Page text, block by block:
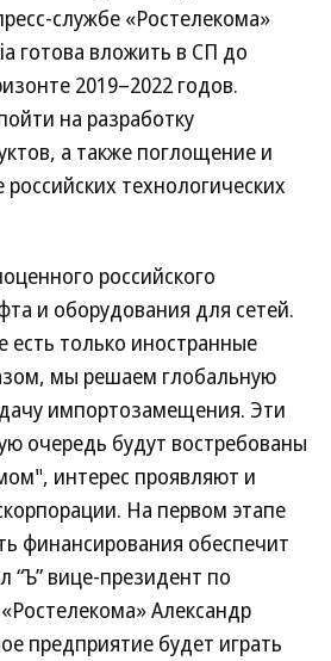
службе «Ростелекома»
готова вложить в СП до
2019–2022 годов.
на разработку
а также поглощение и
российских технологических
российского
и оборудования для сетей.
есть только иностранные
мы решаем глобальную
импортозамещения. Эти
очередь будут востребованы
интерес проявляют и
На первом этапе
финансирования обеспечит
“Ъ” вице-президент по
Александр
предприятие будет играть